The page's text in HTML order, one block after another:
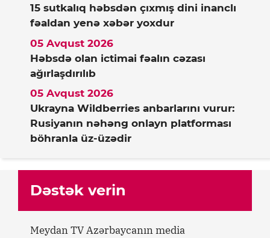
15 sutkalıq həbsdən çıxmış dini inanclı
fəaldan yenə xəbər yoxdur
Həbsdə olan ictimai fəalın cəzası
ağırlaşdırılıb
05 Avqust 2026
Ukrayna Wildberries anbarlarını vurur:
Rusiyanın nəhəng onlayn platforması
böhranla üz-üzədir
05 Avqust 2026
Dəstək verin
Meydan TV Azərbaycanın media